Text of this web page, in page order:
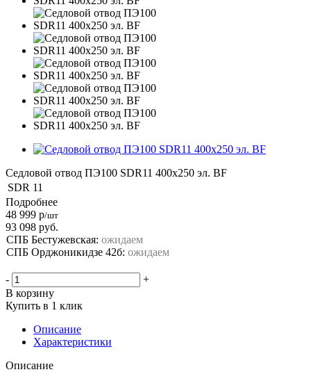
Седловой отвод ПЭ100 SDR11 400х250 эл. BF
SDR 11
Подробнее
48 999 р/шт
93 098 руб.
СПБ Бестужевская: ожидаем
СПБ Орджоникидзе 42б: ожидаем
-
+
В корзину
Купить в 1 клик
Описание
Характеристики
Описание